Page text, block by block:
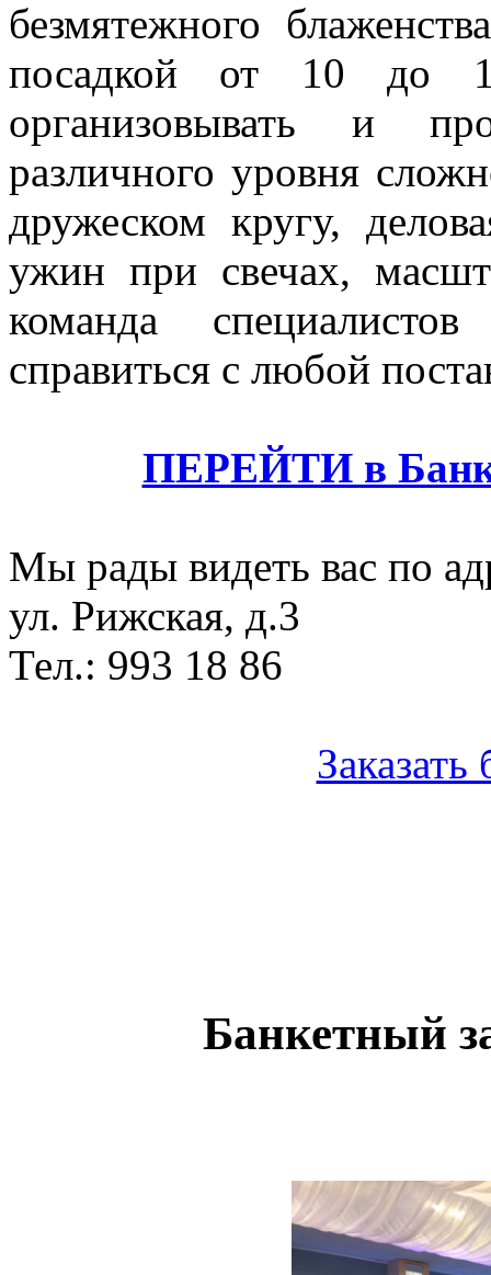
безмятежного
посадкой от 10 до
организовывать и
различного уровня
дружеском кругу,
ужин при свечах,
команда
справиться с любой
ПЕРЕЙТИ в
Мы рады видеть вас по
ул. Рижская, д.3
Тел.: 993 18 86
Банкетный